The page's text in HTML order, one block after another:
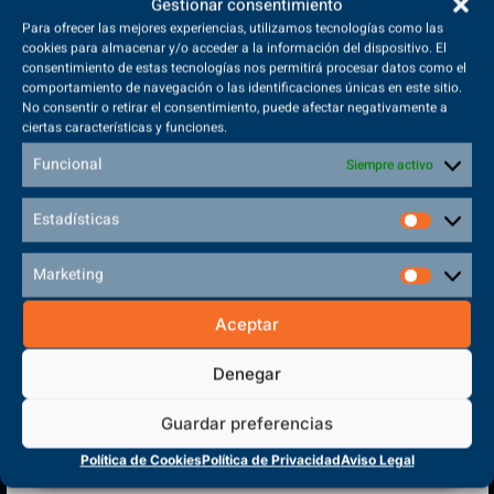
Gestionar consentimiento
Para ofrecer las mejores experiencias, utilizamos tecnologías como las
cookies para almacenar y/o acceder a la información del dispositivo. El
consentimiento de estas tecnologías nos permitirá procesar datos como el
comportamiento de navegación o las identificaciones únicas en este sitio.
No consentir o retirar el consentimiento, puede afectar negativamente a
ciertas características y funciones.
Funcional Siempre activo
Estadísticas
Marketing
Aceptar
Denegar
Guardar preferencias
Política de CookiesPolítica de PrivacidadAviso Legal
Volver a inicio
(+34) 925 68 38 67
Teléfono de Contacto